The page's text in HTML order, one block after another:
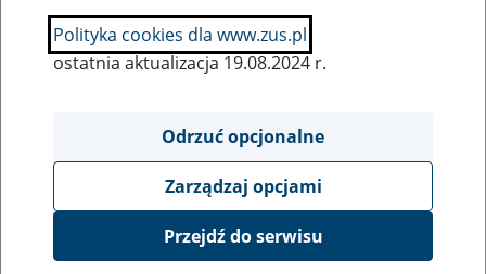
SZUKAJ
Ukryj wszystkie pozycje bazy
Urzędu Generalnego Konserwatora
Polityka cookies dla www.zus.pl
ostatnia aktualizacja 19.08.2024 r.
Odrzuć opcjonalne
Zarządzaj opcjami
Przejdź do serwisu